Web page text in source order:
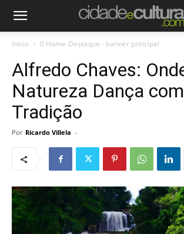
Início 0 Home-Destaque - banner principal
Alfredo Chaves:
Natureza Dança
Tradição
Por Ricardo Villela -